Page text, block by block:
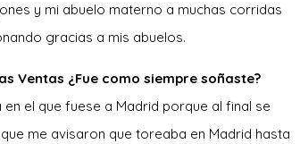
y mi abuelo materno a muchas corridas
gracias a mis abuelos.
Ventas ¿Fue como siempre soñaste?
el que fuese a Madrid porque al final se
me avisaron que toreaba en Madrid hasta